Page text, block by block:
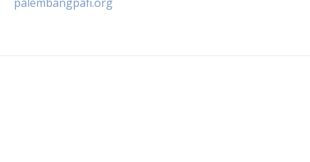
palembangpafi.org